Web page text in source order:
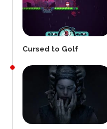
Cursed to Golf